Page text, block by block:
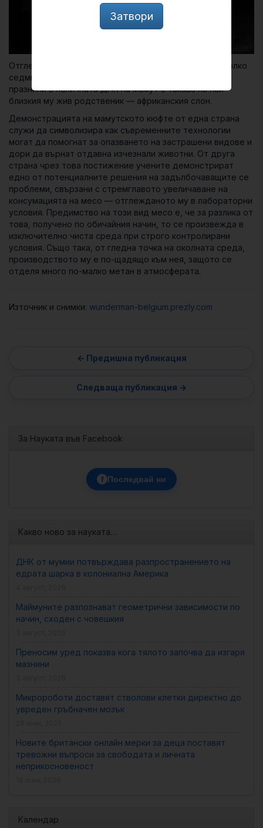
Отгледаното в лабораторни месо е получено за няколко
седмици, като учените са попълнили липсващите
празнини в наличната ДНК на мамут с такава на най-
близкия му жив родственик — африканския слон.
Демонстрацията на мамутското кюфте от една страна
служи да символизира как съвременните технологии
могат да помогнат за опазването на застрашени видове и
дори да върнат отдавна изчезнали животни. От друга
страна чрез това постижение учените демонстрират
едно от потенциалните решения на задълбочаващите се
проблеми, свързани с стремглавото увеличаване на
консумацията на месо — отглежданото му в лабораторни
условия. Предимство на този вид месо е, че за разлика от
това, получено по обичайния начин, то се произвежда в
изключително чиста среда при строго контролирани
условия. Също така, от гледна точка на околната среда,
производството му е по-щадящо към нея, защото се
отделя много по-малко метан в атмосферата.
Източник и снимки: wunderman-belgium.prezly.com
За Науката във Facebook
f Последвай ни
Какво ново за науката…
ДНК от мумии потвърждава разпространението на
едрата шарка в колониална Америка
Маймуните разпознават геометрични зависимости по
начин, сходен с човешкия
Преносим уред показва кога тялото започва да изгаря
мазнини
Микророботи доставят стволови клетки директно до
увреден гръбначен мозък
Новите британски онлайн мерки за деца поставят
тревожни въпроси за свободата и личната
неприкосновеност
Календар
Затвори